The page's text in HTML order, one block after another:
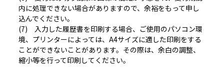
内に処理できない場合がありますので、余裕をもって申し
込んでください。
(7) 入力した履歴書を印刷する場合、ご使用のパソコン環
境、プリンターによっては、A4サイズに適した印刷をする
ことができないことがあります。その際は、余白の調整、
縮小等を行って印刷してください。